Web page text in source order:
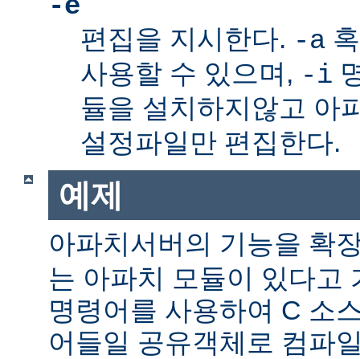
-e
편집을 지시한다. -a
사용할 수 있으며, -i
듈을 설치하지않고 아
설정파일만 편집한다.
예제
아파치서버의 기능을 확
는 아파치 모듈이 있다고
명령어를 사용하여 C 소
어들일 공유객체로 컴파